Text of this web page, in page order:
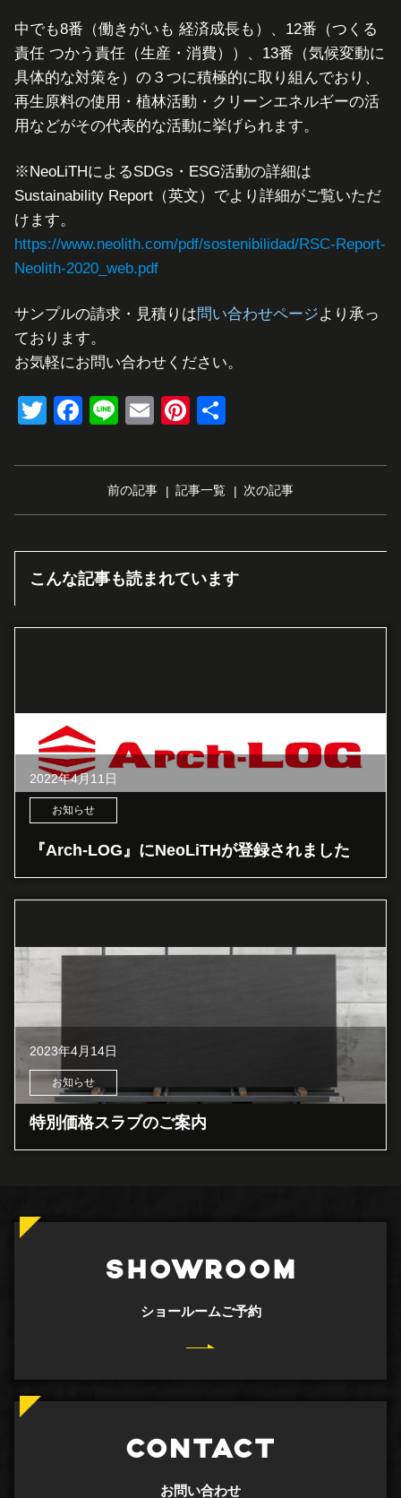
中でも8番（働きがいも 経済成長も）、12番（つくる
責任 つかう責任（生産・消費））、13番（気候変動に
具体的な対策を）の３つに積極的に取り組んでおり、
再生原料の使用・植林活動・クリーンエネルギーの活
用などがその代表的な活動に挙げられます。
※NeoLiTHによるSDGs・ESG活動の詳細は
Sustainability Report（英文）でより詳細がご覧いただ
けます。
https://www.neolith.com/pdf/sostenibilidad/RSC-Report-
Neolith-2020_web.pdf
サンプルの請求・見積りは問い合わせページより承っ
ております。
お気軽にお問い合わせください。
TwitterFacebook
LineEmailPinterest
前の記事 記事一覧 次の記事
こんな記事も読まれています
2022年4月11日
お知らせ
『Arch-LOG』にNeoLiTHが登録されました
2023年4月14日
お知らせ
特別価格スラブのご案内
SHOWROOM
ショールームご予約
CONTACT
お問い合わせ